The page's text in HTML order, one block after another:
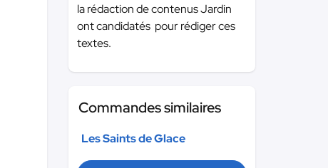
la rédaction de contenus Jardin
ont candidatés pour rédiger ces
textes.
Commandes similaires
Les Saints de Glace